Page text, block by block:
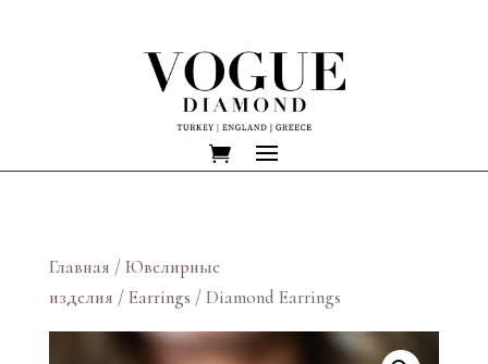
Главная /Ювелирные
изделия /Earrings / Diamond Earrings